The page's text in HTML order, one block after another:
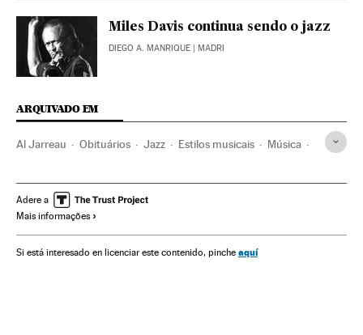
Miles Davis continua sendo o jazz
DIEGO A. MANRIQUE | MADRI
ARQUIVADO EM
Al Jarreau Obituários Jazz Estilos musicais Música
Adere a
Mais informações
Si está interesado en licenciar este contenido, pinche aquí